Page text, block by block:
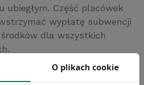
ubiegłym. Część placówek
wypłatę subwencji
dla wszystkich
wiedzieć więcej?
O plikach cookie